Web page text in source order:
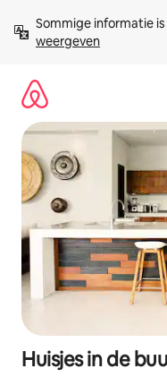
direct
naar
Sommige informatie
weergeven
Huisjes in de